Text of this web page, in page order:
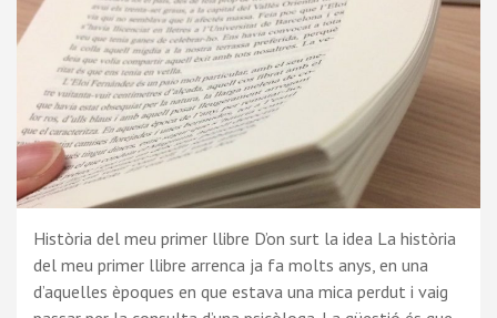
Història del meu primer llibre D’on surt la idea La història
del meu primer llibre arrenca ja fa molts anys, en una
d’aquelles èpoques en que estava una mica perdut i vaig